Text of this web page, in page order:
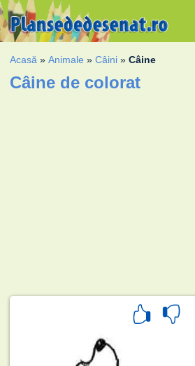
Acasă »Animale »Câini »Câine
Câine de colorat